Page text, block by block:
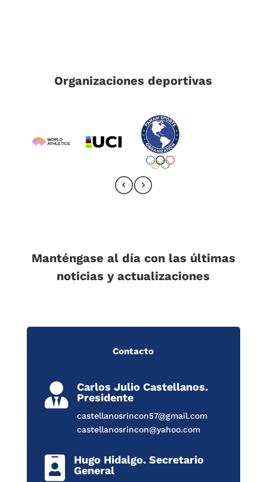
Organizaciones deportivas
Manténgase al día con las últimas
noticias y actualizaciones
Contacto

Carlos Julio Castellanos.
Presidente
castellanosrincon57@gmail.com
castellanosrincon@yahoo.com

Hugo Hidalgo. Secretario
General